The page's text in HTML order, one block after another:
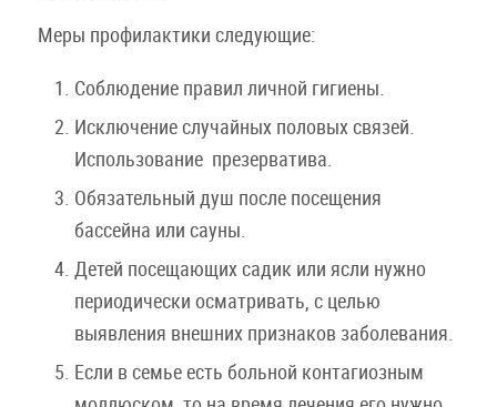
Меры профилактики следующие:
Соблюдение правил личной гигиены.
Исключение случайных половых связей.
Использование презерватива.
Обязательный душ после посещения
бассейна или сауны.
Детей посещающих садик или ясли нужно
периодически осматривать, с целью
выявления внешних признаков заболевания.
Если в семье есть больной контагиозным